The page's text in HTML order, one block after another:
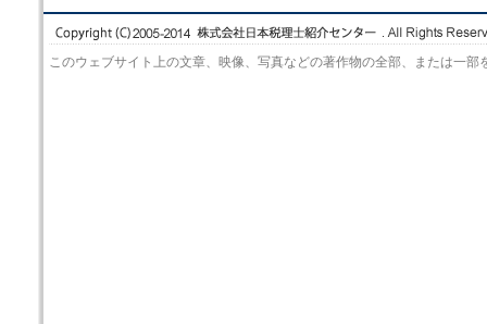
このウェブサイト上の文章、映像、写真などの著作物の全部、または一